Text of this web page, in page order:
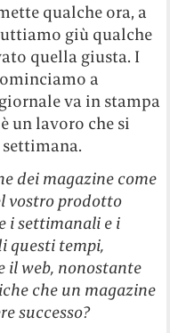
qualche ora, a
giù qualche
quella giusta. I
a
va in stampa
un lavoro che si
dei magazine come
vostro prodotto
i settimanali e i
questi tempi,
il web, nonostante
che un magazine
successo?